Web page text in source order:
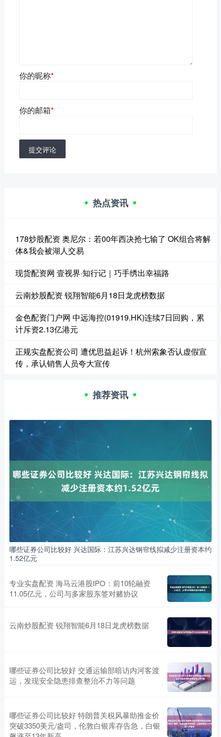
你的昵称*
你的邮箱*
提交评论
热点资讯
178炒股配资 奥尼尔：若00年西决抢七输了 OK组合将解
体&我会被湖人交易
现货配资网 壹视界·知行记｜巧手绣出幸福路
云南炒股配资 锐翔智能6月18日龙虎榜数据
金色配资门户网 中远海控(01919.HK)连续7日回购，累
计斥资2.13亿港元
正规实盘配资公司 遭优思益起诉！杭州索象否认虚假宣
传，承认销售人员夸大宣传
推荐资讯
哪些证券公司比较好 兴达国际：江苏兴达钢帘线拟减少注册资本约
1.52亿元
专业实盘配资 海马云港股IPO：前10轮融资
11.05亿元，公司与多家股东签对赌协议
云南炒股配资 锐翔智能6月18日龙虎榜数据
哪些证券公司比较好 交通运输部暗访内河客渡
运，发现安全隐患排查整治不力等问题
哪些证券公司比较好 特朗普关税风暴助推金价
突破3350美元/盎司，伦敦白银库存告急，白银